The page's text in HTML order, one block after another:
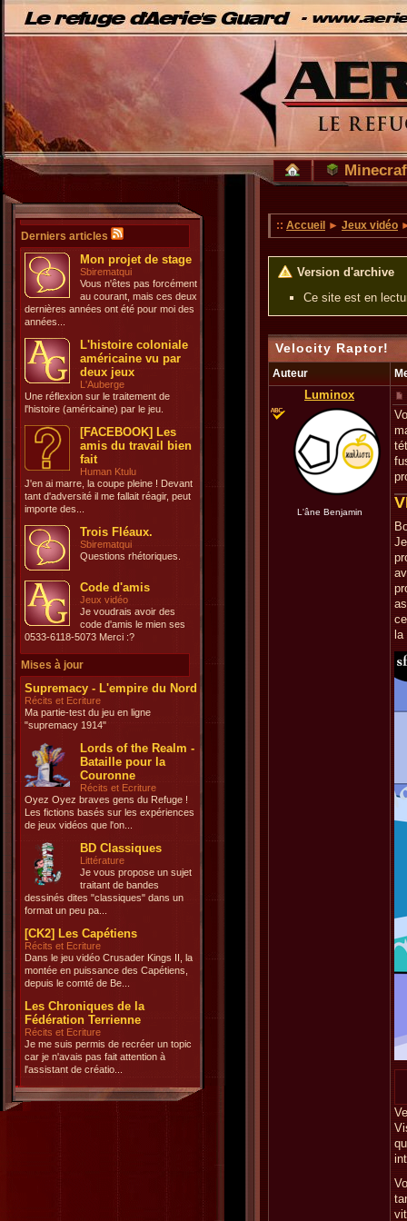
Derniers articles
Mon projet de stage
Sbirematqui
Vous n'êtes pas forcément
au courant, mais ces deux
dernières années ont été pour moi des
années...
L'histoire coloniale
américaine vu par
deux jeux
L'Auberge
Une réflexion sur le traitement de
l'histoire (américaine) par le jeu.
[FACEBOOK] Les
amis du travail bien
fait
Human Ktulu
J'en ai marre, la coupe pleine ! Devant
tant d'adversité il me fallait réagir, peut
importe des...
Trois Fléaux.
Sbirematqui
Questions rhétoriques.
Code d'amis
Jeux vidéo
Je voudrais avoir des
code d'amis le mien ses
0533-6118-5073 Merci :?
Mises à jour
Supremacy - L'empire du Nord
Récits et Ecriture
Ma partie-test du jeu en ligne
"supremacy 1914"
Lords of the Realm -
Bataille pour la
Couronne
Récits et Ecriture
Oyez Oyez braves gens du Refuge !
Les fictions basés sur les expériences
de jeux vidéos que l'on...
BD Classiques
Littérature
Je vous propose un sujet
traitant de bandes
dessinés dites "classiques" dans un
format un peu pa...
[CK2] Les Capétiens
Récits et Ecriture
Dans le jeu vidéo Crusader Kings II, la
montée en puissance des Capétiens,
depuis le comté de Be...
Les Chroniques de la
Fédération Terrienne
Récits et Ecriture
Je me suis permis de recréer un topic
car je n'avais pas fait attention à
l'assistant de créatio...
:: Accueil ► Jeux vidéo
Version d'archive
Ce site est en
Velocity Raptor!
Auteur
Luminox
L'âne Benjamin